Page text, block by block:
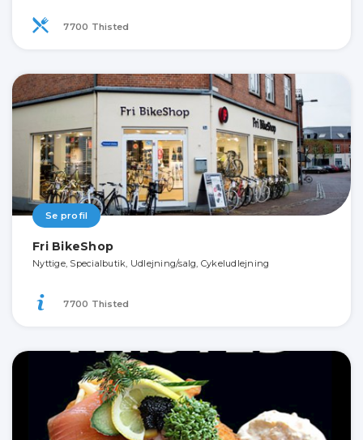
7700 Thisted
Se profil
Fri BikeShop
Nyttige, Specialbutik, Udlejning/salg, Cykeludlejning
7700 Thisted